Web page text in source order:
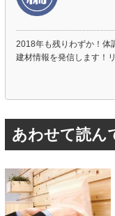
2018年も残りわずか！体
建材情報を発信します！
あわせて読ん